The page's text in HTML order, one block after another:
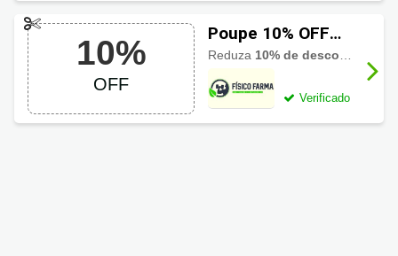
10%
OFF
Poupe 10% OFF
usando cupom
Físico Farma
Reduza 10% de desconto
Verificado